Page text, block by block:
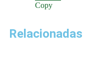
Copy
Relacionadas